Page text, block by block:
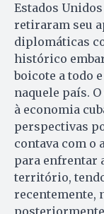
Estados
retiraram seu
diplomáticas
histórico
boicote a todo
naquele país.
à economia
perspectivas
contava com o
para enfrentar
território,
recentemente,